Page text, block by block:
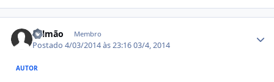
Salmão Membro
Postado4/03/2014 às 23:1603/4, 2014
AUTOR